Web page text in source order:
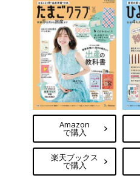
Amazon
で購入
楽天ブックス
で購入